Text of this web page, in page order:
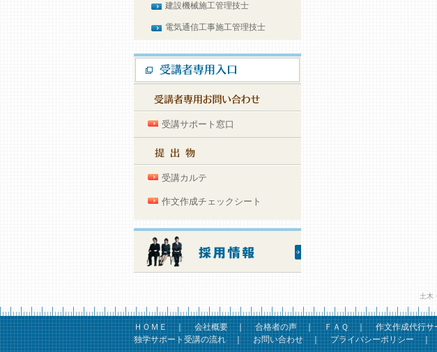
建設機械施工管理技士
電気通信工事施工管理技士
受講サポート窓口
受講カルテ
作文作成チェックシート
土木
ＨＯＭＥ｜会社概要｜合格者の声｜ＦＡＱ｜作文作成代行サ
独学サポート受講の流れ｜お問い合わせ｜プライバシーポリシー